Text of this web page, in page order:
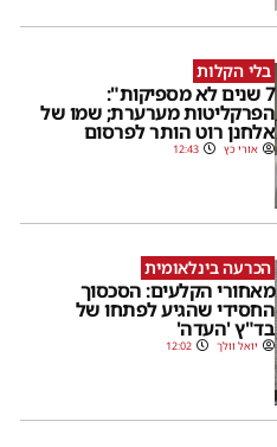
בלי הקלות
7 שנים לא מספיקות":
הפרקליטות מערערת; שמו של
אלחנן רוט הותר לפרסום
אורי כץ 12:43
הכרעה בינלאומית
מאחורי הקלעים: הסכסוך
החסידי שהגיע לפתחו של
בד"ץ 'העדה'
יואל וולך 12:02